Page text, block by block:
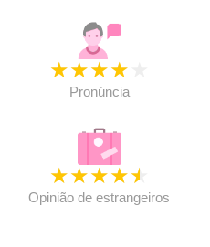
★★★★
Pronúncia
★★★★★
Opinião de estrangeiros